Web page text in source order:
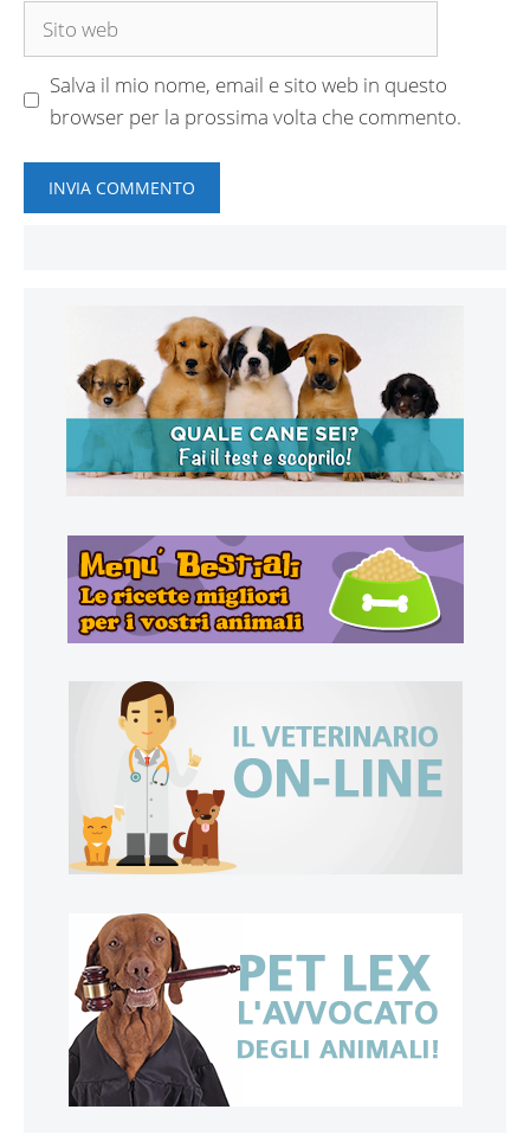
Sito
Salva il mio nome, email e sito web in questo
browser per la prossima volta che commento.